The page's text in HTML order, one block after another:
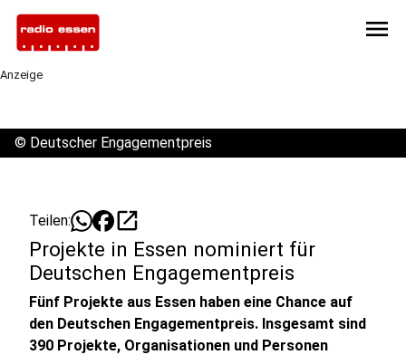
menu
Anzeige
© Deutscher Engagementpreis
Teilen: open_in_new
Projekte in Essen nominiert für
Deutschen Engagementpreis
Fünf Projekte aus Essen haben eine Chance auf
den Deutschen Engagementpreis. Insgesamt sind
390 Projekte, Organisationen und Personen